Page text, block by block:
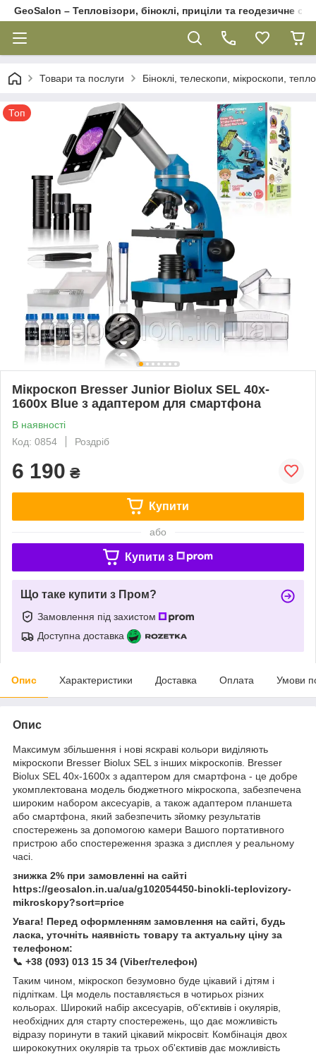
GeoSalon – Тепловізори, біноклі, приціли та геодезичне
Товари та послуги Біноклі, телескопи, мікроскопи,
Топ
Мікроскоп Bresser Junior Biolux SEL 40x-
1600x Blue з адаптером для смартфона
В наявності
Код: 0854
Роздріб
6 190 ₴
Купити
або
Купити з
Що таке купити з Пром?
Замовлення під захистом
Доступна доставка
Опис Характеристики Доставка Оплата Умови
Опис
Максимум збільшення і нові яскраві кольори виділяють
мікроскопи Bresser Biolux SEL з інших мікроскопів. Bresser
Biolux SEL 40x-1600x з адаптером для смартфона - це добре
укомплектована модель бюджетного мікроскопа, забезпечена
широким набором аксесуарів, а також адаптером планшета
або смартфона, який забезпечить зйомку результатів
спостережень за допомогою камери Вашого портативного
пристрою або спостереження зразка з дисплея у реальному
часі.
знижка 2% при замовленні на сайті
https://geosalon.in.ua/ua/g102054450-binokli-teplovizory-
mikroskopy?sort=price
Увага! Перед оформленням замовлення на сайті, будь
ласка, уточніть наявність товару та актуальну ціну за
телефоном:
📞 +38 (093) 013 15 34 (Viber/телефон)
Таким чином, мікроскоп безумовно буде цікавий і дітям і
підліткам. Ця модель поставляється в чотирьох різних
кольорах. Широкий набір аксесуарів, об'єктивів і окулярів,
необхідних для старту спостережень, що дає можливість
відразу поринути в такий цікавий мікросвіт. Комбінація двох
ширококутних окулярів та трьох об'єктивів дає можливість